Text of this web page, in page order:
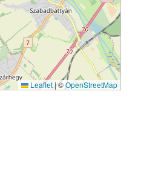
Leaflet|©OpenStreetMap